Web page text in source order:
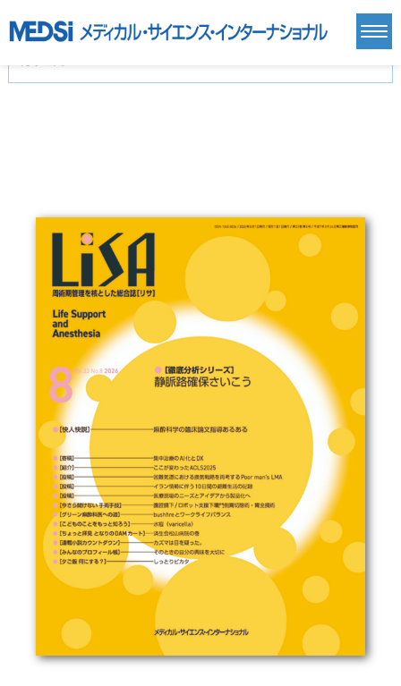
基礎医学(93)
基礎医学関連科学(80)
自然科学(25)
看護学(21)
医療技術(16)
歯科学(3)
保健・体育(1)
医学一般(91)